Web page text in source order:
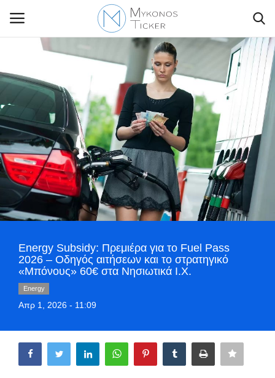
Contact Us
Politique
Business
Travel
World
Style Adorés
Greece
Arts & Culture
Energy Subsidy: Πρεμιέρα για το Fuel Pass
2026 – Οδηγός αιτήσεων και το στρατηγικό
«Μπόνους» 60€ στα Νησιωτικά Ι.Χ.
Energy
Απρ 1, 2026 - 11:09